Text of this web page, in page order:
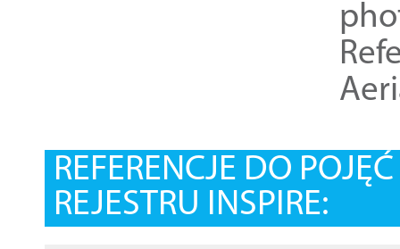
REFERENCJE DO
REJESTRU INSPIRE: